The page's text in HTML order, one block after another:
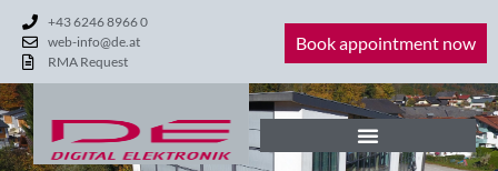
+43 6246 8966 0
web-info@de.at
RMA Request
Book appointment now